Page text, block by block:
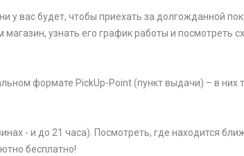
у вас будет, чтобы приехать за долгожданной
узнать его график работы и посмотреть
формате PickUp-Point (пункт выдачи) – в них
- и до 21 часа). Посмотреть, где находится
бесплатно!